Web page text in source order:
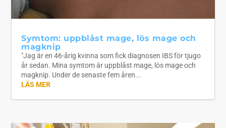
Symtom: uppblåst mage, lös mage och
magknip
"Jag är en 46-årig kvinna som fick diagnosen IBS för tjugo
år sedan. Mina symtom är uppblåst mage, lös mage och
magknip. Under de senaste fem åren...
LÄS MER